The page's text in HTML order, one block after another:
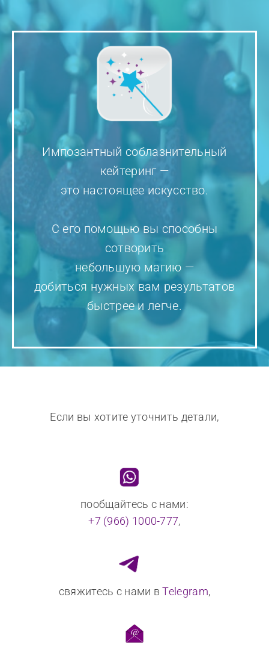
Импозантный соблазнительный
кейтеринг —
это настоящее искусство.
С его помощью вы способны
сотворить
небольшую магию —
добиться нужных вам результатов
быстрее и легче.
Если вы хотите уточнить детали,
пообщайтесь с нами:
+7 (966) 1000-777,
свяжитесь с нами вTelegram,